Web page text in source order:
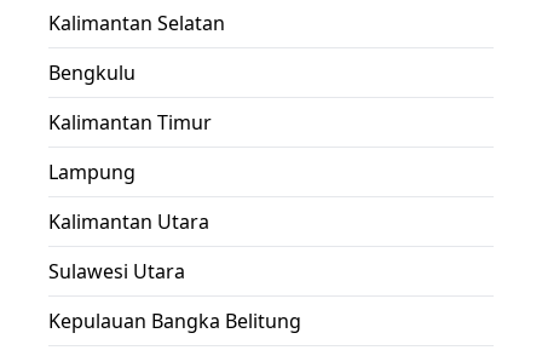
Kalimantan Selatan
Bengkulu
Kalimantan Timur
Lampung
Kalimantan Utara
Sulawesi Utara
Kepulauan Bangka Belitung